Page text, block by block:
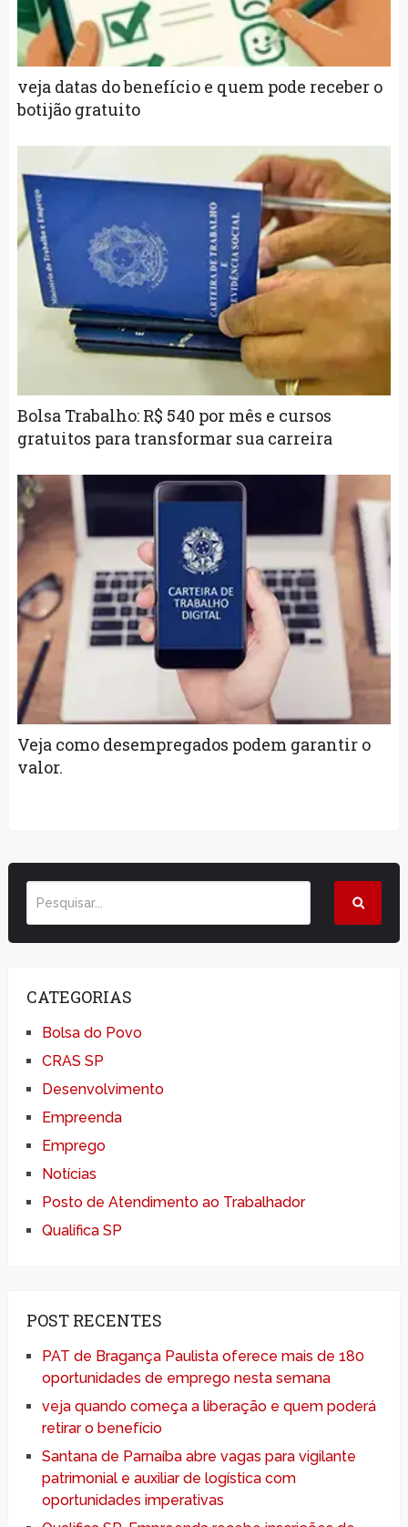
veja datas do benefício e quem pode receber o
botijão gratuito
Bolsa Trabalho: R$ 540 por mês e cursos
gratuitos para transformar sua carreira
Veja como desempregados podem garantir o
valor.
CATEGORIAS
Bolsa do Povo
CRAS SP
Desenvolvimento
Empreenda
Emprego
Notícias
Posto de Atendimento ao Trabalhador
Qualifica SP
POST RECENTES
PAT de Bragança Paulista oferece mais de 180
oportunidades de emprego nesta semana
veja quando começa a liberação e quem poderá
retirar o benefício
Santana de Parnaíba abre vagas para vigilante
patrimonial e auxiliar de logística com
oportunidades imperativas